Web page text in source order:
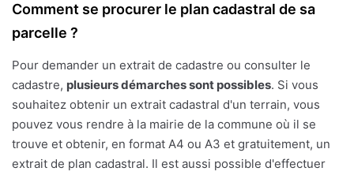
Comment se procurer le plan cadastral de sa
parcelle ?
Pour demander un extrait de cadastre ou consulter le
cadastre, plusieurs démarches sont possibles. Si vous
souhaitez obtenir un extrait cadastral d'un terrain, vous
pouvez vous rendre à la mairie de la commune où il se
trouve et obtenir, en format A4 ou A3 et gratuitement, un
extrait de plan cadastral. Il est aussi possible d'effectuer